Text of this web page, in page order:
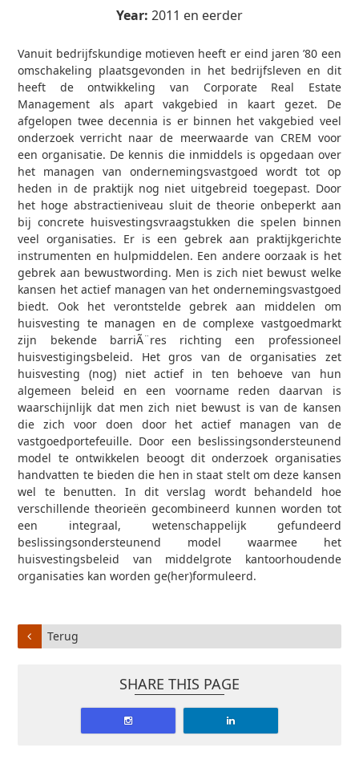
Year: 2011 en eerder
Vanuit bedrijfskundige motieven heeft er eind jaren ’80 een
omschakeling plaatsgevonden in het bedrijfsleven en dit
heeft de ontwikkeling van Corporate Real Estate
Management als apart vakgebied in kaart gezet. De
afgelopen twee decennia is er binnen het vakgebied veel
onderzoek verricht naar de meerwaarde van CREM voor
een organisatie. De kennis die inmiddels is opgedaan over
het managen van ondernemingsvastgoed wordt tot op
heden in de praktijk nog niet uitgebreid toegepast. Door
het hoge abstractieniveau sluit de theorie onbeperkt aan
bij concrete huisvestingsvraagstukken die spelen binnen
veel organisaties. Er is een gebrek aan praktijkgerichte
instrumenten en hulpmiddelen. Een andere oorzaak is het
gebrek aan bewustwording. Men is zich niet bewust welke
kansen het actief managen van het ondernemingsvastgoed
biedt. Ook het verontstelde gebrek aan middelen om
huisvesting te managen en de complexe vastgoedmarkt
zijn bekende barriÃ¨res richting een professioneel
huisvestigingsbeleid. Het gros van de organisaties zet
huisvesting (nog) niet actief in ten behoeve van hun
algemeen beleid en een voorname reden daarvan is
waarschijnlijk dat men zich niet bewust is van de kansen
die zich voor doen door het actief managen van de
vastgoedportefeuille. Door een beslissingsondersteunend
model te ontwikkelen beoogt dit onderzoek organisaties
handvatten te bieden die hen in staat stelt om deze kansen
wel te benutten. In dit verslag wordt behandeld hoe
verschillende theorieën gecombineerd kunnen worden tot
een integraal, wetenschappelijk gefundeerd
beslissingsondersteunend model waarmee het
huisvestingsbeleid van middelgrote kantoorhoudende
organisaties kan worden ge(her)formuleerd.
Terug
SHARE THIS PAGE